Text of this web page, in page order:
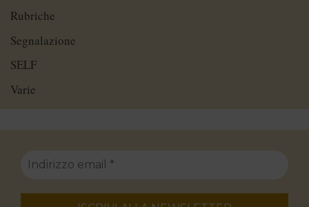
Rubriche
Segnalazione
SELF
Varie